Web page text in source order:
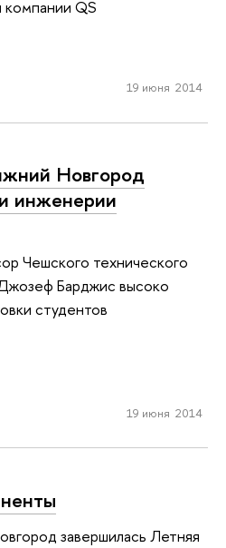
QS
19 июня 2014
Новгород
инженерии
Чешского технического
Барджис высоко
студентов
19 июня 2014
завершилась Летняя